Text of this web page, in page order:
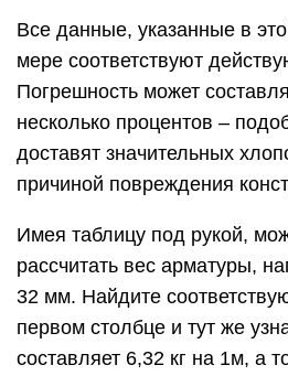
Все данные, указанные в
мере соответствуют
Погрешность может
несколько процентов –
доставят значительных
причиной повреждения
Имея таблицу под рукой,
рассчитать вес арматуры,
32 мм. Найдите
первом столбце и тут же
составляет 6,32 кг на 1м, а